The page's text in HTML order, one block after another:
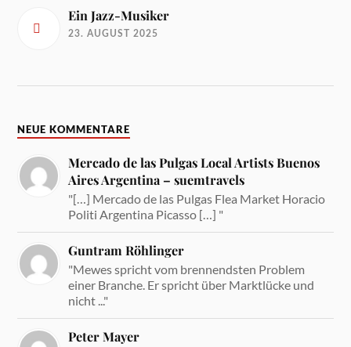
Ein Jazz-Musiker
23. AUGUST 2025
NEUE KOMMENTARE
Mercado de las Pulgas Local Artists Buenos
Aires Argentina – suemtravels
"[…] Mercado de las Pulgas Flea Market Horacio
Politi Argentina Picasso […] "
Guntram Röhlinger
"Mewes spricht vom brennendsten Problem
einer Branche. Er spricht über Marktlücke und
nicht ..."
Peter Mayer